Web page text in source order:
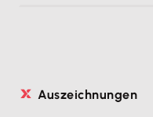
Auszeichnungen